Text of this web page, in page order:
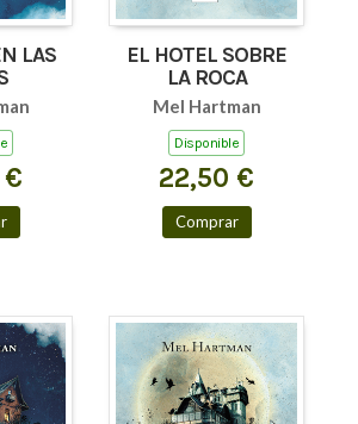
LAS
€
EL HOTEL SOBRE
LA ROCA
Mel Hartman
Disponible
22,50 €
Comprar